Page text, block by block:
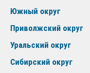
Южный округ
Приволжский округ
Уральский округ
Сибирский округ